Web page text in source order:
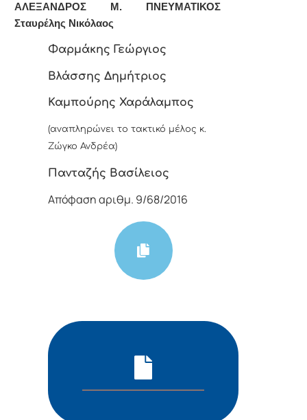
ΑΛΕΞΑΝΔΡΟΣ Μ. ΠΝΕΥΜΑΤΙΚΟΣ
Σταυρέλης Νικόλαος
Φαρμάκης Γεώργιος
Βλάσσης Δημήτριος
Καμπούρης Χαράλαμπος
(αναπληρώνει το τακτικό μέλος κ.
Ζώγκο Ανδρέα)
Πανταζής Βασίλειος
Απόφαση αριθμ. 9/68/2016